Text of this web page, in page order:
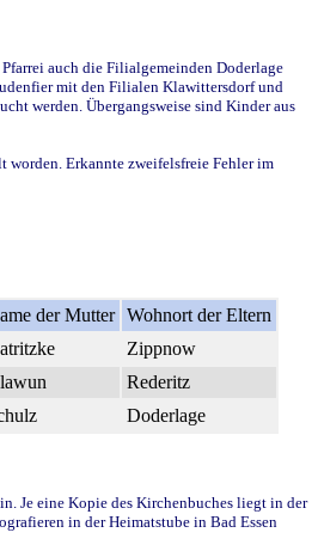
auch die Filialgemeinden Doderlage
mit den Filialen Klawittersdorf und
werden. Übergangsweise sind Kinder aus
Erkannte zweifelsfreie Fehler im
der Mutter Wohnort der Eltern
Zippnow
Rederitz
Doderlage
Je eine Kopie des Kirchenbuches liegt in der
in der Heimatstube in Bad Essen